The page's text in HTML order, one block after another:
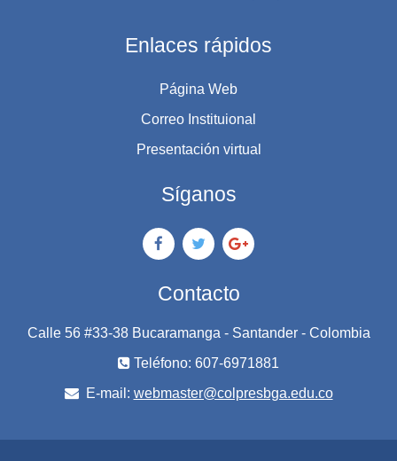
Enlaces rápidos
Página Web
Correo Instituional
Presentación virtual
Síganos
Contacto
Calle 56 #33-38 Bucaramanga - Santander - Colombia
Teléfono: 607-6971881
E-mail: webmaster@colpresbga.edu.co